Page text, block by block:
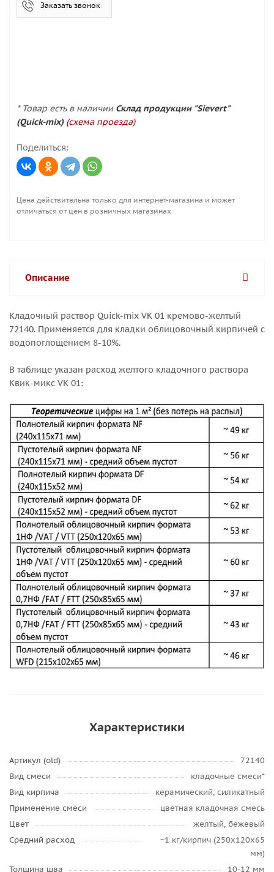
Заказать звонок
* Товар есть в наличии Склад продукции "Sievert"
(Quick-mix) (схема проезда)
Поделиться:
Цена действительна только для интернет-магазина и может
отличаться от цен в розничных магазинах
Описание
Кладочный раствор Quick-mix VK 01 кремово-желтый
72140. Применяется для кладки облицовочный кирпичей с
водопоглощением 8-10%.
В таблице указан расход желтого кладочного раствора
Квик-микс VK 01:
Характеристики
Артикул (old)
72140
Вид смеси
кладочные смеси*
Вид кирпича
керамический, силикатный
Применение смеси
цветная кладочная смесь
Цвет
желтый, бежевый
Средний расход
~1 кг/кирпич (250х120х65
мм)
Толщина шва
10-12 мм